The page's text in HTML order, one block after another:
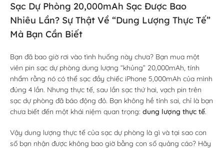
Sạc Dự Phòng 20,000mAh Sạc Được Bao
Nhiêu Lần? Sự Thật Về “Dung Lượng Thực Tế”
Mà Bạn Cần Biết
Bạn đã bao giờ rơi vào tình huống này chưa? Bạn mua một
viên pin sạc dự phòng dung lượng “khủng” 20,000mAh, tính
nhẩm rằng nó có thể sạc đầy chiếc iPhone 5,000mAh của mình
đúng 4 lần. Nhưng thực tế, sau lần sạc thứ hai, vạch pin trên
sạc dự phòng đã báo động đỏ. Bạn không hề tính sai, chỉ là bạn
chưa biết đến một khái niệm quan trọng: dung lượng thực tế.
Vậy dung lượng thực tế của sạc dự phòng là gì và tại sao con
số bạn nhận được không bao giờ bằng con số quảng cáo? Hãy